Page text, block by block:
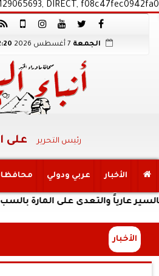
DIRECT, f08c47fec0942fa0
الجمعة
رئيس التحرير على
الأخبار عربي ودولي
على المارة بالسب بالجيزة
الأخبار